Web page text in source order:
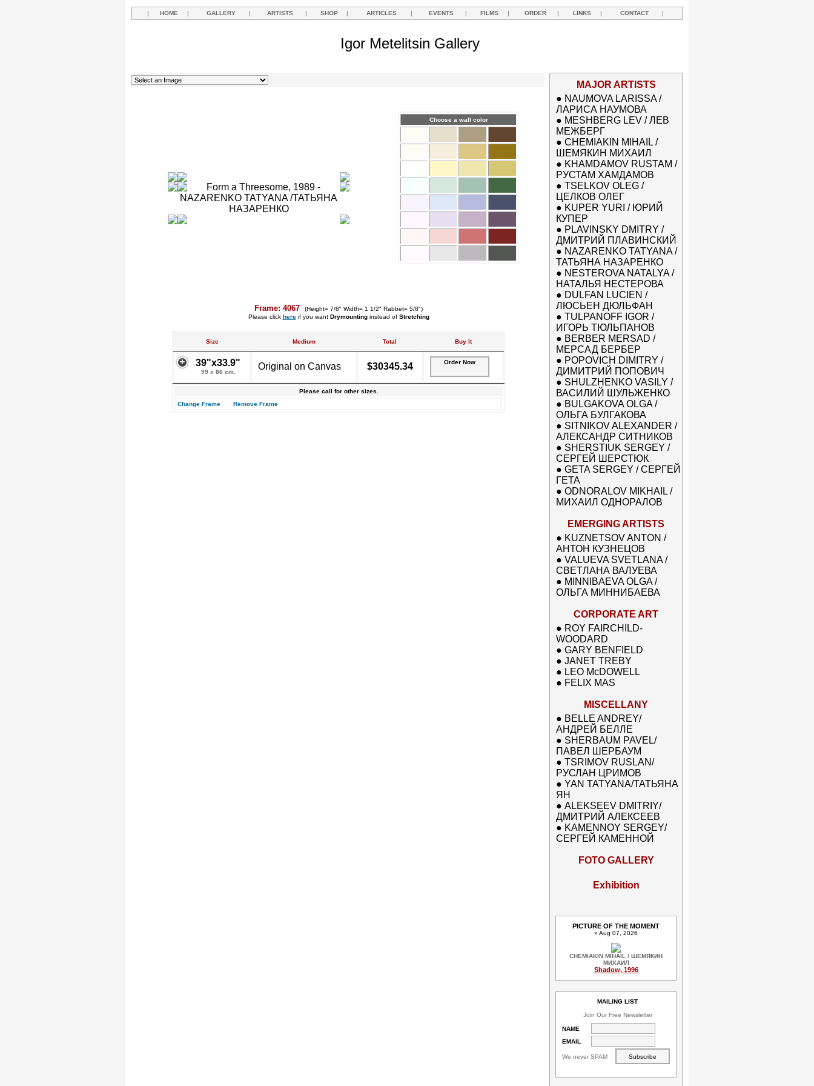
| HOME | GALLERY | ARTISTS | SHOP | ARTICLES | EVENTS | FILMS | ORDER | LINKS | CONTACT |
Igor Metelitsin Gallery
Choose a wall color
Frame: 4067
(Height= 7/8" Width= 1 1/2" Rabbet= 5/8")
Please click hereif you want Drymountinginstead of Stretching
Size Medium Total Buy It
39"x33.9"
99 x 86 cm.
Original on Canvas $30345.34 Order Now
Please call for other sizes.
Change Frame
Remove Frame
MAJOR ARTISTS
● NAUMOVA LARISSA /
ЛАРИСА НАУМОВА
● MESHBERG LEV / ЛЕВ
МЕЖБЕРГ
● CHEMIAKIN MIHAIL /
ШЕМЯКИН МИХАИЛ
● KHAMDAMOV RUSTAM /
РУСТАМ ХАМДАМОВ
● TSELKOV OLEG /
ЦЕЛКОВ ОЛЕГ
● KUPER YURI / ЮРИЙ
КУПЕР
● PLAVINSKY DMITRY /
ДМИТРИЙ ПЛАВИНСКИЙ
● NAZARENKO TATYANA /
ТАТЬЯНА НАЗАРЕНКО
● NESTEROVA NATALYA /
НАТАЛЬЯ НЕСТЕРОВА
● DULFAN LUCIEN /
ЛЮСЬЕН ДЮЛЬФАН
● TULPANOFF IGOR /
ИГОРЬ ТЮЛЬПАНОВ
● BERBER MERSAD /
МЕРСАД БЕРБЕР
● POPOVICH DIMITRY /
ДИМИТРИЙ ПОПОВИЧ
● SHULZHENKO VASILY /
ВАСИЛИЙ ШУЛЬЖЕНКО
● BULGAKOVA OLGA /
ОЛЬГА БУЛГАКОВА
● SITNIKOV ALEXANDER /
АЛЕКСАНДР СИТНИКОВ
● SHERSTIUK SERGEY /
СЕРГЕЙ ШЕРСТЮК
● GETA SERGEY / СЕРГЕЙ
ГЕТА
● ODNORALOV MIKHAIL /
МИХАИЛ ОДНОРАЛОВ
EMERGING ARTISTS
● KUZNETSOV ANTON /
АНТОН КУЗНЕЦОВ
● VALUEVA SVETLANA /
СВЕТЛАНА ВАЛУЕВА
● MINNIBAEVA OLGA /
ОЛЬГА МИННИБАЕВА
CORPORATE ART
● ROY FAIRCHILD-
WOODARD
● GARY BENFIELD
● JANET TREBY
● LEO McDOWELL
● FELIX MAS
MISCELLANY
● BELLE ANDREY/
АНДРЕЙ БЕЛЛЕ
● SHERBAUM PAVEL/
ПАВЕЛ ШЕРБАУМ
● TSRIMOV RUSLAN/
РУСЛАН ЦРИМОВ
● YAN TATYANA/ТАТЬЯНА
ЯН
● ALEKSEEV DMITRIY/
ДМИТРИЙ АЛЕКСЕЕВ
● KAMENNOY SERGEY/
СЕРГЕЙ КАМЕННОЙ
FOTO GALLERY
Exhibition
PICTURE OF THE MOMENT
» Aug 07, 2026
CHEMIAKIN MIHAIL / ШЕМЯКИН
МИХАИЛ
Shadow, 1996
MAILING LIST
Join Our Free Newsletter
NAME
EMAIL
We never SPAM